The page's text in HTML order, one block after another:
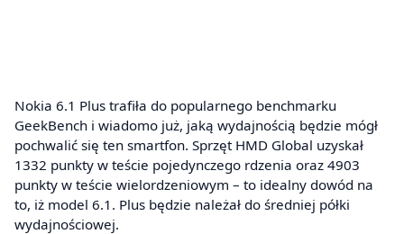
Nokia 6.1 Plus trafiła do popularnego benchmarku
GeekBench i wiadomo już, jaką wydajnością będzie mógł
pochwalić się ten smartfon. Sprzęt HMD Global uzyskał
1332 punkty w teście pojedynczego rdzenia oraz 4903
punkty w teście wielordzeniowym – to idealny dowód na
to, iż model 6.1. Plus będzie należał do średniej półki
wydajnościowej.